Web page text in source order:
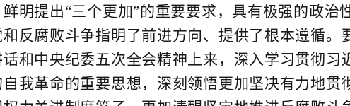
明提出“三个更加”的重要要求，具有极强的政治
反腐败斗争指明了前进方向、提供了根本遵循。
和中央纪委五次全会精神上来，深入学习贯彻习
我革命的重要思想，深刻领悟更加坚决有力地贯